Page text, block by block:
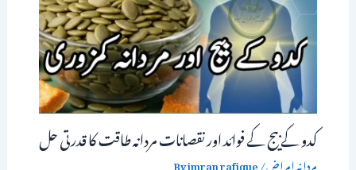
کدو کے بیج کے فوائد اور نقصانات مردانہ طاقت کا قدرتی حل
مردانہ امراض/ By
imran rafique